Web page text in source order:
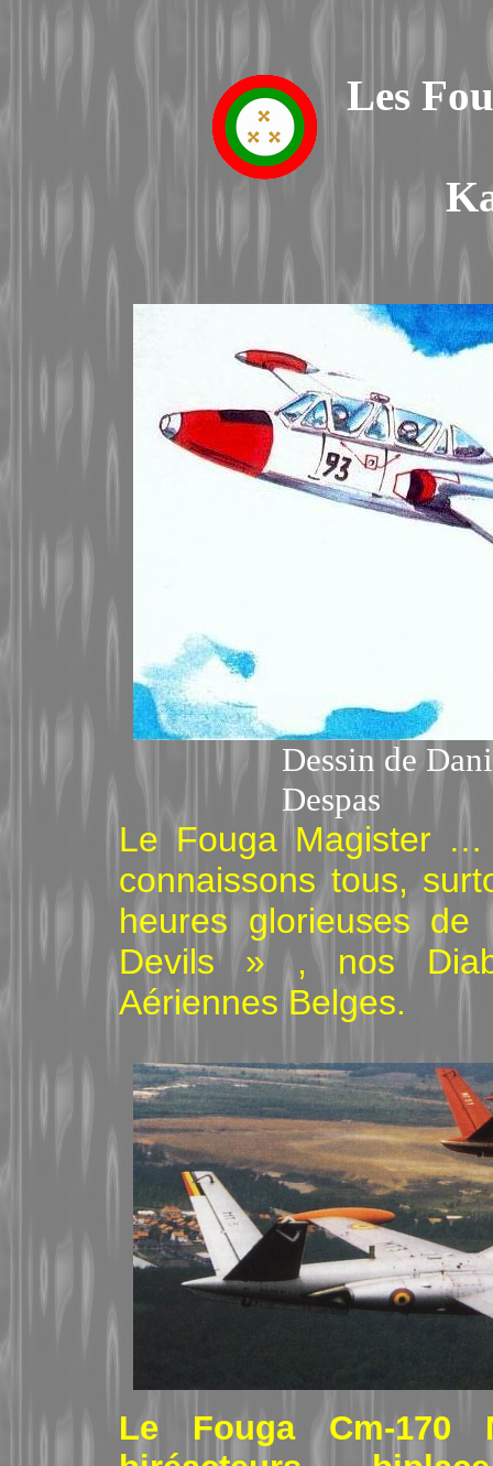
Les
Dessin de
Despas
Le Fouga Magister
connaissons tous,
heures glorieuses
Devils » , nos
Aériennes Belges.
Le Fouga Cm-170